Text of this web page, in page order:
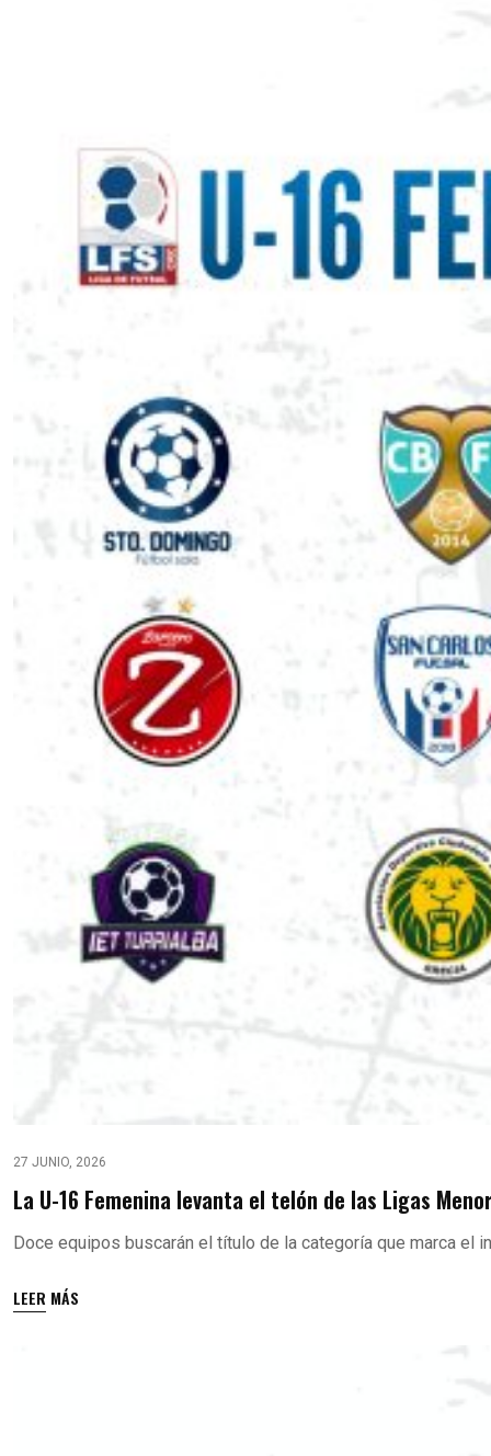
27 JUNIO, 2026
La U-16 Femenina levanta el telón de las Ligas
Doce equipos buscarán el título de la categoría que marca el
LEER MÁS